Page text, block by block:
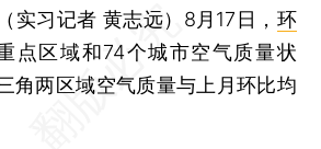
实习记者 黄志远） 8月17日， 环
点区域和74个城市空气质量状
角两区域空气质量与上月环比均